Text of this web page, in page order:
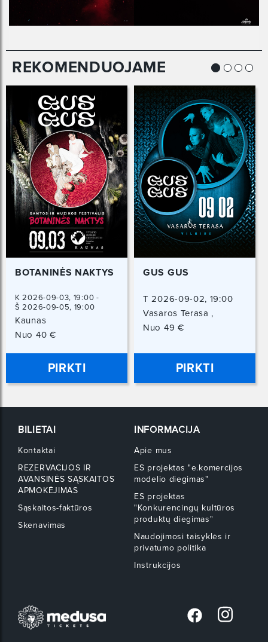
REKOMENDUOJAME
BOTANINĖS NAKTYS
K 2026-09-03, 19:00 -
Š 2026-09-05, 19:00
Kaunas
Nuo 40 €
PIRKTI
GUS GUS
T 2026-09-02, 19:00
Vasaros Terasa ,
Vilniaus 39, Vilnius
Nuo 49 €
PIRKTI
BILIETAI
Kontaktai
REZERVACIJOS IR
AVANSINĖS SĄSKAITOS
APMOKĖJIMAS
Sąskaitos-faktūros
Skenavimas
INFORMACIJA
Apie mus
ES projektas "e.komercijos
modelio diegimas"
ES projektas
"Konkurencingų kultūros
produktų diegimas"
Naudojimosi taisyklės ir
privatumo politika
Instrukcijos